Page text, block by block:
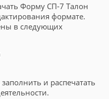
Форму СП-7 Талон
формате.
в следующих
и распечатать